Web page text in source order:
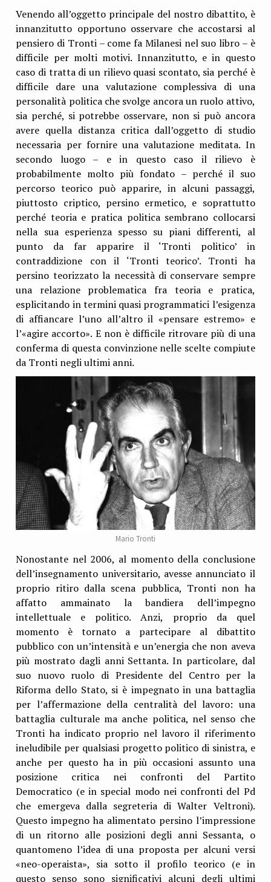
Venendo all’oggetto principale del nostro dibattito, è
innanzitutto opportuno osservare che accostarsi al
pensiero di Tronti – come fa Milanesi nel suo libro – è
difficile per molti motivi. Innanzitutto, e in questo
caso di tratta di un rilievo quasi scontato, sia perché è
difficile dare una valutazione complessiva di una
personalità politica che svolge ancora un ruolo attivo,
sia perché, si potrebbe osservare, non si può ancora
avere quella distanza critica dall’oggetto di studio
necessaria per fornire una valutazione meditata. In
secondo luogo – e in questo caso il rilievo è
probabilmente molto più fondato – perché il suo
percorso teorico può apparire, in alcuni passaggi,
piuttosto criptico, persino ermetico, e soprattutto
perché teoria e pratica politica sembrano collocarsi
nella sua esperienza spesso su piani differenti, al
punto da far apparire il ‘Tronti politico’ in
contraddizione con il ‘Tronti teorico’. Tronti ha
persino teorizzato la necessità di conservare sempre
una relazione problematica fra teoria e pratica,
esplicitando in termini quasi programmatici l’esigenza
di affiancare l’uno all’altro il «pensare estremo» e
l’«agire accorto». E non è difficile ritrovare più di una
conferma di questa convinzione nelle scelte compiute
da Tronti negli ultimi anni.
Mario Tronti
Nonostante nel 2006, al momento della conclusione
dell’insegnamento universitario, avesse annunciato il
proprio ritiro dalla scena pubblica, Tronti non ha
affatto ammainato la bandiera dell’impegno
intellettuale e politico. Anzi, proprio da quel
momento è tornato a partecipare al dibattito
pubblico con un’intensità e un’energia che non aveva
più mostrato dagli anni Settanta. In particolare, dal
suo nuovo ruolo di Presidente del Centro per la
Riforma dello Stato, si è impegnato in una battaglia
per l’affermazione della centralità del lavoro: una
battaglia culturale ma anche politica, nel senso che
Tronti ha indicato proprio nel lavoro il riferimento
ineludibile per qualsiasi progetto politico di sinistra, e
anche per questo ha in più occasioni assunto una
posizione critica nei confronti del Partito
Democratico (e in special modo nei confronti del Pd
che emergeva dalla segreteria di Walter Veltroni).
Questo impegno ha alimentato persino l’impressione
di un ritorno alle posizioni degli anni Sessanta, o
quantomeno l’idea di una proposta per alcuni versi
«neo-operaista», sia sotto il profilo teorico (e in
questo senso sono significativi alcuni degli ultimi